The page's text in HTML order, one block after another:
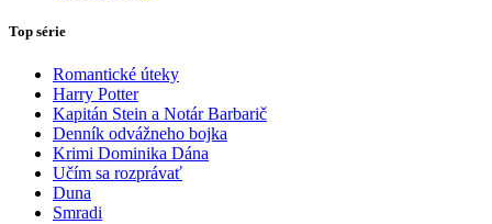
Top série
Romantické úteky
Harry Potter
Kapitán Stein a Notár Barbarič
Denník odvážneho bojka
Krimi Dominika Dána
Učím sa rozprávať
Duna
Smradi